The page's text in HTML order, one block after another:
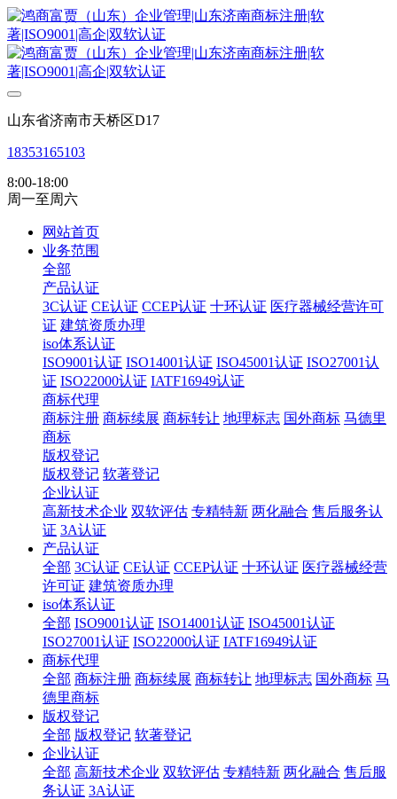
山东省济南市天桥区D17
18353165103
8:00-18:00
周一至周六
网站首页
业务范围
全部
产品认证
3C认证 CE认证 CCEP认证 十环认证 医疗器械经营许可
证 建筑资质办理
iso体系认证
ISO9001认证 ISO14001认证 ISO45001认证 ISO27001认
证 ISO22000认证 IATF16949认证
商标代理
商标注册 商标续展 商标转让 地理标志 国外商标 马德里
商标
版权登记
版权登记 软著登记
企业认证
高新技术企业 双软评估 专精特新 两化融合 售后服务认
证 3A认证
产品认证
全部 3C认证 CE认证 CCEP认证 十环认证 医疗器械经营
许可证 建筑资质办理
iso体系认证
全部 ISO9001认证 ISO14001认证 ISO45001认证
ISO27001认证 ISO22000认证 IATF16949认证
商标代理
全部 商标注册 商标续展 商标转让 地理标志 国外商标 马
德里商标
版权登记
全部 版权登记 软著登记
企业认证
全部 高新技术企业 双软评估 专精特新 两化融合 售后服
务认证 3A认证